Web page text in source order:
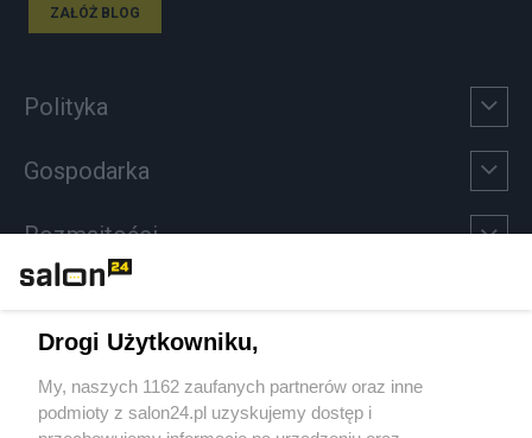
ZAŁÓŻ BLOG
Polityka
Gospodarka
Rozmaitości
Sport
Społeczeństwo
Drogi Użytkowniku,
My, naszych 1162 zaufanych partnerów oraz inne
podmioty z salon24.pl uzyskujemy dostęp i